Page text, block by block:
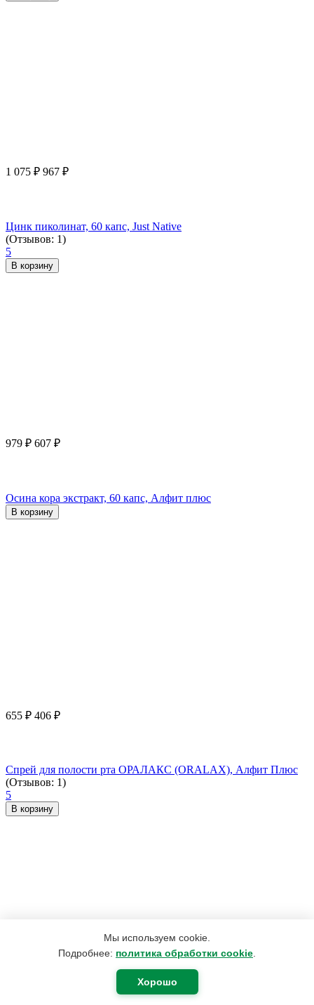
Мы используем cookie.
Подробнее: политика обработки cookie
Хорошо
1 075 ₽ 967 ₽
Цинк пиколинат, 60 капс, Just Native
(Отзывов: 1)
5
В корзину
979 ₽ 607 ₽
Осина кора экстракт, 60 капс, Алфит плюс
В корзину
655 ₽ 406 ₽
Спрей для полости рта ОРАЛАКС (ORALAX), Алфит Плюс
(Отзывов: 1)
5
В корзину